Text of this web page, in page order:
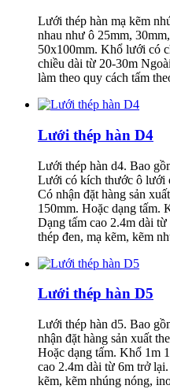
Lưới thép hàn mạ kẽm
nhau như ô 25mm,
50x100mm. Khổ lưới có
chiều dài từ 20-30m
làm theo quy cách tấm
Lưới thép hàn D4
Lưới thép hàn d4. Bao
Lưới có kích thước ô lưới
Có nhận đặt hàng sản
150mm. Hoặc dạng tấm.
Dạng tấm cao 2.4m dài
thép đen, mạ kẽm, kẽm
Lưới thép hàn D5
Lưới thép hàn d5. Bao
nhận đặt hàng sản xuất
Hoặc dạng tấm. Khổ 1m
cao 2.4m dài từ 6m trở
kẽm, kẽm nhúng nóng,